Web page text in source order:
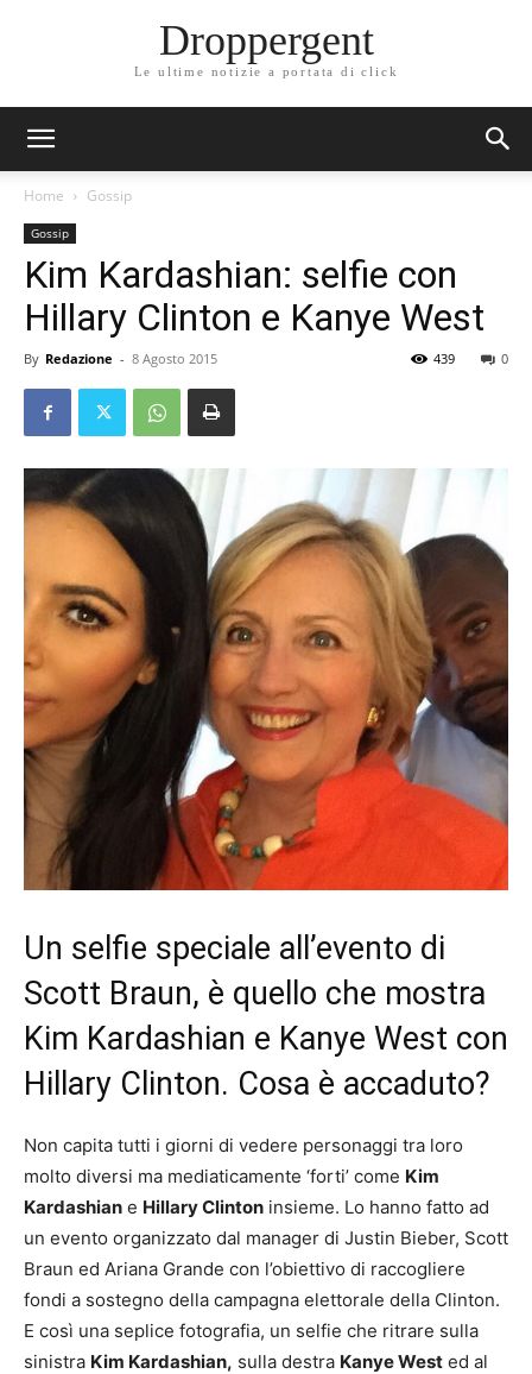
Droppergent
Le ultime notizie a portata di click
Home Gossip
Gossip
Kim Kardashian: selfie con
Hillary Clinton e Kanye West
By Redazione - 8 Agosto 2015 0
439
Un selfie speciale all’evento di
Scott Braun, è quello che mostra
Kim Kardashian e Kanye West con
Hillary Clinton. Cosa è accaduto?
Non capita tutti i giorni di vedere personaggi tra loro
molto diversi ma mediaticamente ‘forti’ come Kim
Kardashian e Hillary Clinton insieme. Lo hanno fatto ad
un evento organizzato dal manager di Justin Bieber, Scott
Braun ed Ariana Grande con l’obiettivo di raccogliere
fondi a sostegno della campagna elettorale della Clinton.
E così una seplice fotografia, un selfie che ritrare sulla
sinistra Kim Kardashian, sulla destra Kanye West ed al